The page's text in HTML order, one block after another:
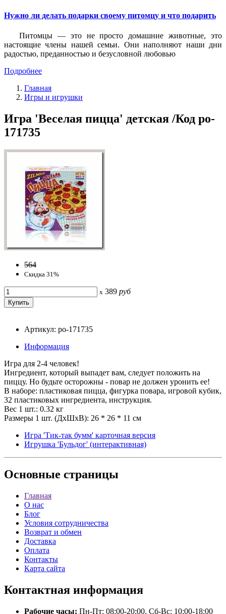
Нужно ли делать подарки своему питомцу и что подарить
Питомцы — это не просто домашние животные, это
настоящие члены нашей семьи. Они наполняют наши дни
радостью, преданностью и безусловной любовью
Подробнее
Главная
Игры и игрушки
Игра 'Веселая пицца' детская /Код po-
171735
564
Скидка 31%
x 389 руб
Артикул: po-171735
Информация
Игра для 2-4 человек!
Ингредиент, который выпадет вам, следует положить на
пиццу. Но будьте осторожны - повар не должен уронить ее!
В наборе: пластиковая пицца, фигурка повара, игровой кубик,
32 пластиковых ингредиента, инструкция.
Вес 1 шт.: 0.32 кг
Размеры 1 шт. (ДxШxВ): 26 * 26 * 11 см
Игра 'Тик-так бумм' карточная версия
Игрушка 'Бульдог' (интерактивная)
Основные страницы
Главная
О нас
Блог
Условия сотрудничества
Возврат и обмен
Доставка
Оплата
Контакты
Карта сайта
Контактная информация
Рабочие часы: Пн-Пт: 08:00-20:00, Сб-Вс: 10:00-18:00